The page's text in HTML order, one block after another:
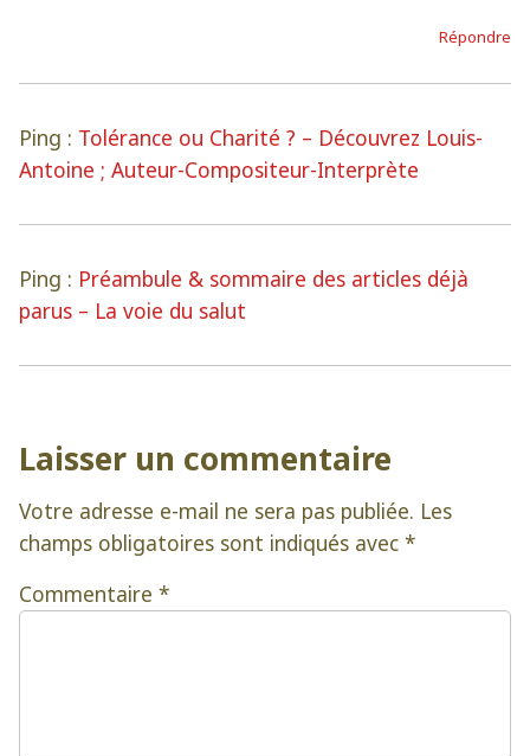
Répondre
Ping : Tolérance ou Charité ? – Découvrez Louis-
Antoine ; Auteur-Compositeur-Interprète
Ping : Préambule & sommaire des articles déjà
parus – La voie du salut
Laisser un commentaire
Votre adresse e-mail ne sera pas publiée. Les
champs obligatoires sont indiqués avec *
Commentaire *